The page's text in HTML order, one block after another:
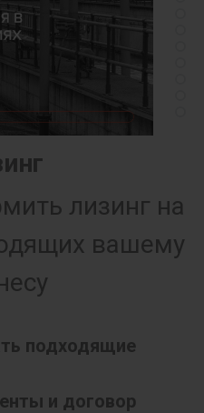
лизинг на
вашему
подходящие
и договор